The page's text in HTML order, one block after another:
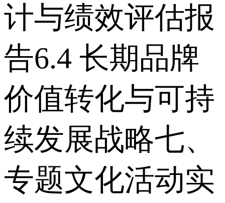
计与绩效评估报
告 6.4 长期品牌
价值转化与可持
续发展战略 七、
专题文化活动实